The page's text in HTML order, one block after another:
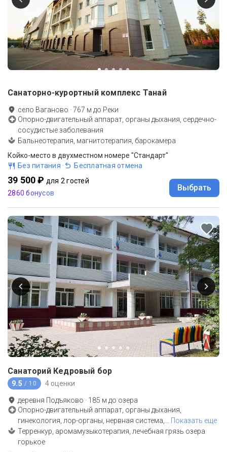
Санаторно-курортный комплекс Танай
село Ваганово ·767 м до Реки
Опорно-двигательный аппарат, органы дыхания, сердечно-
сосудистые заболевания
Бальнеотерапия, магнитотерапия, барокамера
Койко-место в двухместном номере "Стандарт"
Без питания · Бесплатная отмена
39 500 ₽ для 2 гостей
2860 бонусов
Выбрать
Санаторий Кедровый бор
9.5 / 10 4 оценки
деревня Подъяково · 185 м до озера
Опорно-двигательный аппарат, органы дыхания,
гинекология, лор-органы, нервная система,… Показать еще
Терренкур, аромамузыкотерапия, лечебная грязь озера
горькое